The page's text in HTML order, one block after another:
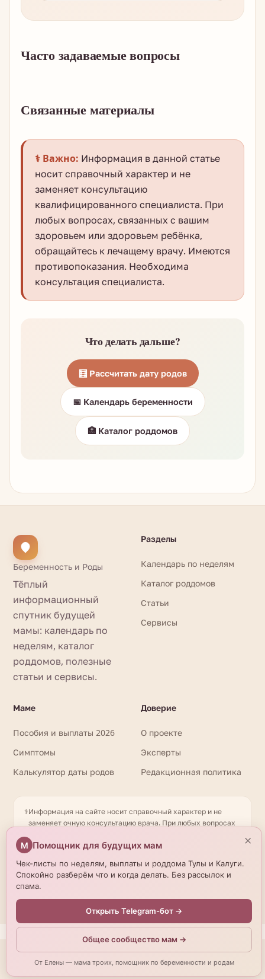
Часто задаваемые вопросы
Связанные материалы
⚕️ Важно: Информация в данной статье
носит справочный характер и не
заменяет консультацию
квалифицированного специалиста. При
любых вопросах, связанных с вашим
здоровьем или здоровьем ребёнка,
обращайтесь к лечащему врачу. Имеются
противопоказания. Необходима
консультация специалиста.
Что делать дальше?
🧮 Рассчитать дату родов
📅 Календарь беременности
🏥 Каталог роддомов
Беременность и Роды
Тёплый
информационный
спутник будущей
мамы: календарь по
неделям, каталог
роддомов, полезные
статьи и сервисы.
Разделы
Календарь по неделям
Каталог роддомов
Статьи
Сервисы
Маме
Пособия и выплаты 2026
Симптомы
Калькулятор даты родов
Доверие
О проекте
Эксперты
Редакционная политика
⚕️Информация на сайте носит справочный характер и не
заменяет очную консультацию врача. При любых вопросах
специалисту. Имеются противопоказания. Необходима
из открытых источников и могут отличаться от актуальной
информации — уточняйте по телефону. © 2026
beremennostirody.ru
Мы используем cookies.Подробнее
Принять
М Помощник для будущих мам
Чек-листы по неделям, выплаты и роддома Тулы и Калуги.
Спокойно разберём что и когда делать. Без рассылок и
спама.
Открыть Telegram-бот →
Общее сообщество мам →
От Елены — мама троих, помощник по беременности и родам
×